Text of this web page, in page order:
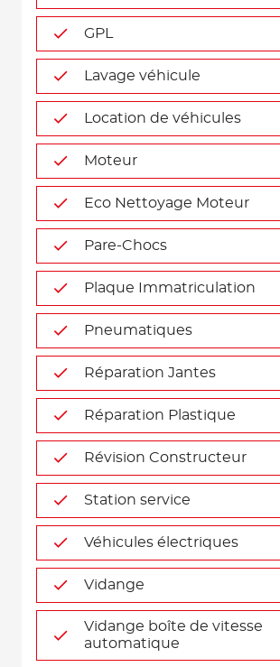
GPL
Lavage véhicule
Location de véhicules
Moteur
Eco Nettoyage Moteur
Pare-Chocs
Plaque Immatriculation
Pneumatiques
Réparation Jantes
Réparation Plastique
Révision Constructeur
Station service
Véhicules électriques
Vidange
Vidange boîte de vitesse
automatique